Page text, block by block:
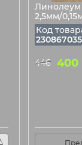
Линолеум
2,5мм/
Код
446 400